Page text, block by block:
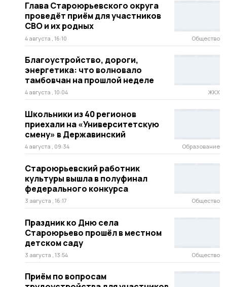
Глава Староюрьевского округа
проведёт приём для участников
СВО и их родных
4 августа , 16:10 Общество
Благоустройство, дороги,
энергетика: что волновало
тамбовчан на прошлой неделе
4 августа , 10:04 ЖКХ
Школьники из 40 регионов
приехали на «Университетскую
смену» в Державинский
4 августа , 09:34 Образование
Староюрьевский работник
культуры вышла в полуфинал
федерального конкурса
3 августа , 16:17 Общество
Праздник ко Дню села
Староюрьево прошёл в местном
детском саду
3 августа , 13:54 Общество
Приём по вопросам